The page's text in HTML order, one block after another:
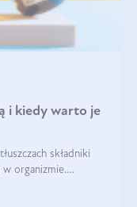
i kiedy warto je
składniki
organizmie.